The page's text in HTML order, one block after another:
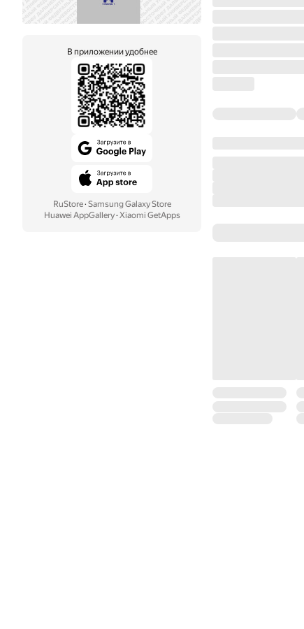
В приложении удобнее
RuStore· Samsung Galaxy Store
Huawei AppGallery· Xiaomi GetApps